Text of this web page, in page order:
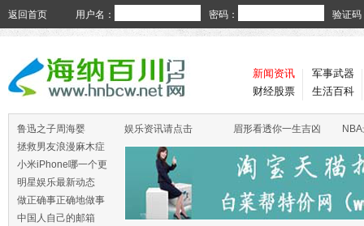
返回首页 用户名： 密码： 验证码
新闻资讯
财经股票
军事武器
生活百科
鲁迅之子周海婴
拯救男友浪漫麻木症
小米iPhone哪一个更
火
明星娱乐最新动态
做正确事正确地做事
中国人自己的邮箱
娱乐资讯请点击 眉形看透你一生吉凶